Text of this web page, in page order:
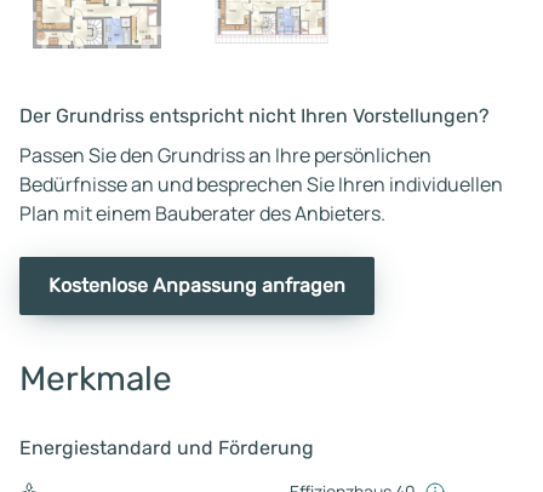
Der Grundriss entspricht nicht Ihren Vorstellungen?
Passen Sie den Grundriss an Ihre persönlichen
Bedürfnisse an und besprechen Sie Ihren individuellen
Plan mit einem Bauberater des Anbieters.
Kostenlose Anpassung anfragen
Merkmale
Energiestandard und Förderung